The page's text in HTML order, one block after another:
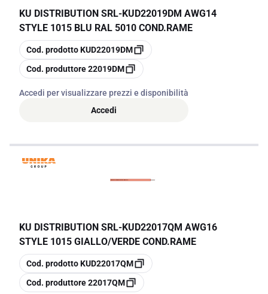
KU DISTRIBUTION SRL-KUD22019DM AWG14
STYLE 1015 BLU RAL 5010 COND.RAME
copia
Cod. prodottoKUD22019DM
copia
Cod. produttore22019DM
Accedi per visualizzare prezzi e disponibilità
Accedi
KU DISTRIBUTION SRL-KUD22017QM AWG16
STYLE 1015 GIALLO/VERDE COND.RAME
copia
Cod. prodottoKUD22017QM
copia
Cod. produttore22017QM